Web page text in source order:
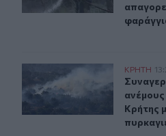
Συναγερμός για τουςΚΡΗΤΗ
Κρήτης